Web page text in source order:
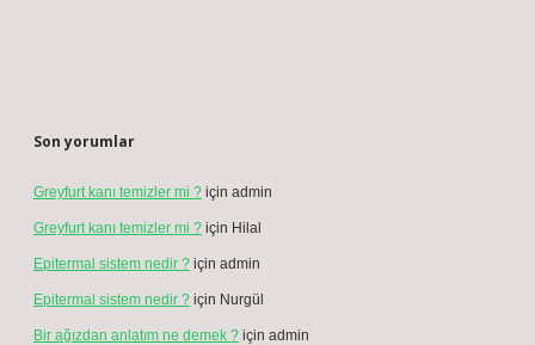
Son yorumlar
Greyfurt kanı temizler mi ? için admin
Greyfurt kanı temizler mi ? için Hilal
Epitermal sistem nedir ? için admin
Epitermal sistem nedir ? için Nurgül
Bir ağızdan anlatım ne demek ? için admin